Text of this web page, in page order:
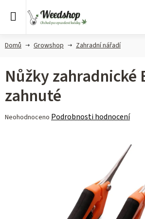
Domů Growshop Zahradní nářadí
Nůžky zahradnické
zahnuté
Průměrné
Neohodnoceno Podrobnosti hodnocení